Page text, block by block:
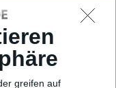
greifen auf